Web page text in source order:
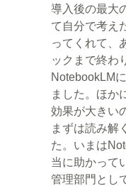
導入後の最大
て自分で考え
ってくれて、
ックまで終わ
NotebookLM
ました。ほか
効果が大きい
まずは読み解
た。いまは
当に助かって
管理部門とし